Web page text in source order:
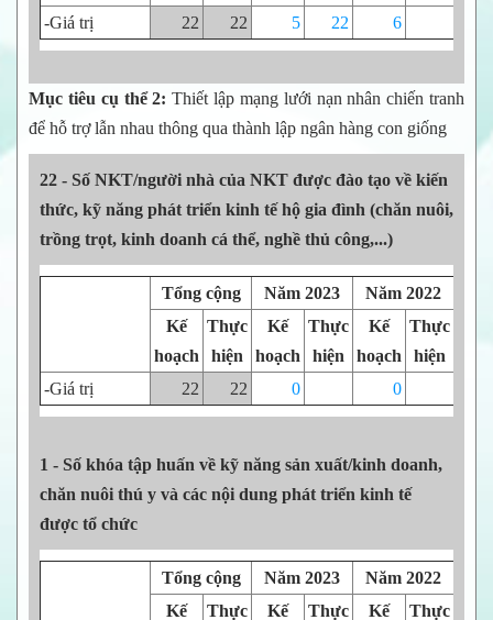
-Giá trị
22 22 5 22 6
Mục tiêu cụ thể 2:Thiết lập mạng lưới nạn nhân chiến tranh
để hỗ trợ lẫn nhau thông qua thành lập ngân hàng con giống
22 - Số NKT/người nhà của NKT được đào tạo về kiến
thức, kỹ năng phát triển kinh tế hộ gia đình (chăn nuôi,
trồng trọt, kinh doanh cá thể, nghề thủ công,...)
Tổng cộng Năm 2023 Năm 2022
Kế
hoạch
Thực
hiện
Kế
hoạch
Thực
hiện
Kế
hoạch
Thực
hiện
-Giá trị
22 22 0 0
1 - Số khóa tập huấn về kỹ năng sản xuất/kinh doanh,
chăn nuôi thú y và các nội dung phát triển kinh tế
được tổ chức
Tổng cộng Năm 2023 Năm 2022
Kế
Thực Kế Thực Kế Thực